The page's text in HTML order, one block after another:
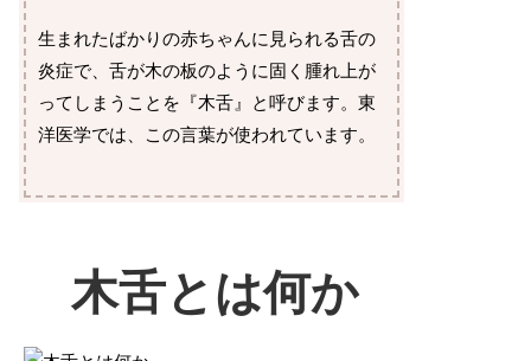
生まれたばかりの赤ちゃんに見られる舌の
炎症で、舌が木の板のように固く腫れ上が
ってしまうことを『木舌』と呼びます。東
洋医学では、この言葉が使われています。
木舌とは何か